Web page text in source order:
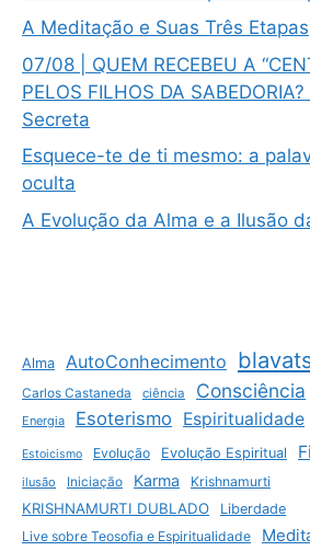
A Meditação e Suas Três Etapas
07/08 | QUEM RECEBEU A
PELOS FILHOS DA
Secreta
Esquece-te de ti mesmo: a
oculta
A Evolução da Alma e a Ilusão
Alma AutoConhecimento
Carlos Castaneda ciência Consciência
Energia Esoterismo Espiritualidade
Estoicismo Evolução Evolução Espiritual
ilusão Iniciação Karma Krishnamurti
KRISHNAMURTI DUBLADO
Liberdade
Live sobre Teosofia e Espiritualidade